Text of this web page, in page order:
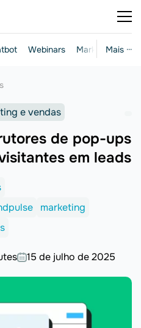
Mais ···
Webinars Marketing e
e vendas
de pop-ups
em leads
marketing
15 de julho de 2025